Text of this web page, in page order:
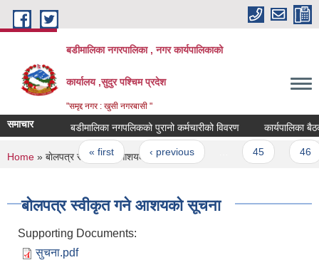
Skip to main content
बडीमालिका नगरपालिका , नगर कार्यपालिकाको
कार्यालय ,सुदुर पश्चिम प्रदेश
"समृद्द नगर : खुसी नगरबासी "
समाचार बडीमालिका नगपलिकको पुरानो कर्मचारीको विवरण कार्यपालिका
Pages
« first ‹ previous
You are here
Home » बाेलपत्र स्वीकृत गने आशयकाे सूचना
बाेलपत्र स्वीकृत गने आशयकाे सूचना
Supporting Documents:
सुचना.pdf